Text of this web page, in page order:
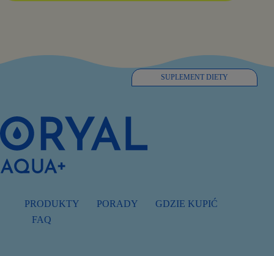
SUPLEMENT DIETY
PRODUKTY PORADY
GDZIE KUPIĆ
FAQ